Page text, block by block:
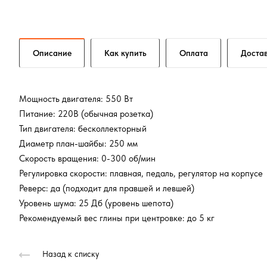
Описание Как купить Оплата
Мощность двигателя: 550 Вт
Питание: 220В (обычная розетка)
Тип двигателя: бесколлекторный
Диаметр план-шайбы: 250 мм
Скорость вращения: 0-300 об/мин
Регулировка скорости: плавная, педаль, регулятор на корпусе
Реверс: да (подходит для правшей и левшей)
Уровень шума: 25 Дб (уровень шепота)
Рекомендуемый вес глины при центровке: до 5 кг
Назад к списку